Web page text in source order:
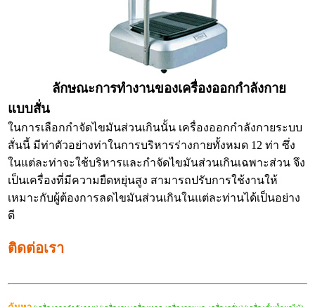
ลักษณะการทำงานของเครื่องออกกำลังกาย
แบบสั่น
ในการเลือกกำจัดไขมันส่วนเกินนั้น เครื่องออกกำลังกายระบบ
สั่นนี้ มีท่าตัวอย่างท่าในการบริหารร่างกายทั้งหมด 12 ท่า ซึ่ง
ในแต่ละท่าจะใช้บริหารและกำจัดไขมันส่วนเกินเฉพาะส่วน จึง
เป็นเครื่องที่มีความยืดหยุ่นสูง สามารถปรับการใช้งานให้
เหมาะกับผู้ต้องการลดไขมันส่วนเกินในแต่ละท่านได้เป็นอย่าง
ดี
ติดต่อเรา